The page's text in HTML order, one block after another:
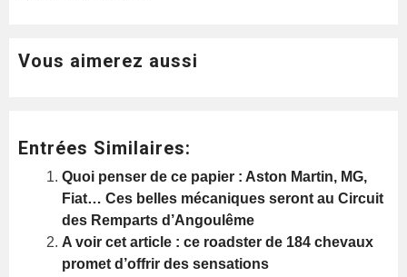
Vous aimerez aussi
Entrées Similaires:
Quoi penser de ce papier : Aston Martin, MG,
Fiat… Ces belles mécaniques seront au Circuit
des Remparts d’Angoulême
A voir cet article : ce roadster de 184 chevaux
promet d’offrir des sensations